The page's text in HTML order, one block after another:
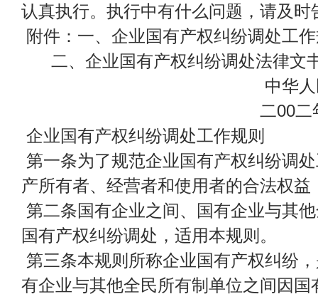
认真执行。执行中有什么问题，请及时
附件：一、企业国有产权纠纷调处工
二、企业国有产权纠纷调处法律文
中华人民共和
二00二年二月
企业国有产权纠纷调处工作规则
第一条为了规范企业国有产权纠纷调
产所有者、经营者和使用者的合法权益
第二条国有企业之间、国有企业与其
国有产权纠纷调处，适用本规则。
第三条本规则所称企业国有产权纠纷
有企业与其他全民所有制单位之间因